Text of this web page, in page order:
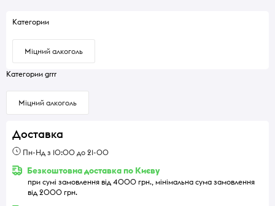
Категории
Міцний алкоголь
Категории grrr
Міцний алкоголь
Доставка
Пн-Нд з 10:00 до 21-00
Безкоштовна доставка по Києву
при сумі замовлення від 4000 грн., мінімальна сума замовлення
від 2000 грн.